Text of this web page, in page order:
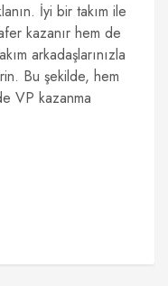
İyi bir takım ile
kazanır hem de
arkadaşlarınızla
Bu şekilde, hem
VP kazanma